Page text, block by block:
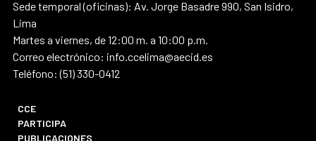
Sede temporal (oficinas): Av. Jorge Basadre 990, San Isidro,
Lima
Martes a viernes, de 12:00 m. a 10:00 p.m.
Correo electrónico: info.ccelima@aecid.es
Teléfono: (51) 330-0412
CCE
PARTICIPA
PUBLICACIONES